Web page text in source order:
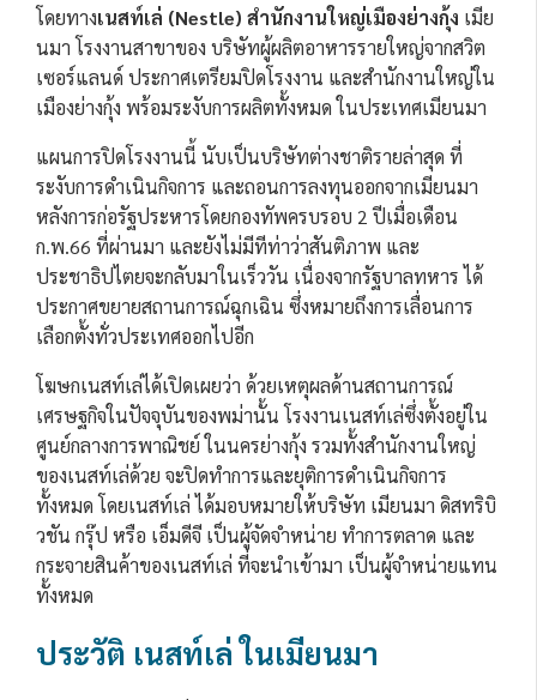
โดยทางเนสท์เล่ (Nestle) สำนักงานใหญ่เมืองย่างกุ้ง เมีย
นมา โรงงานสาขาของ บริษัทผู้ผลิตอาหารรายใหญ่จากสวิต
เซอร์แลนด์ ประกาศเตรียมปิดโรงงาน และสำนักงานใหญ่ใน
เมืองย่างกุ้ง พร้อมระงับการผลิตทั้งหมด ในประเทศเมียนมา
แผนการปิดโรงงานนี้ นับเป็นบริษัทต่างชาติรายล่าสุด ที่
ระงับการดำเนินกิจการ และถอนการลงทุนออกจากเมียนมา
หลังการก่อรัฐประหารโดยกองทัพครบรอบ 2 ปีเมื่อเดือน
ก.พ.66 ที่ผ่านมา และยังไม่มีทีท่าว่าสันติภาพ และ
ประชาธิปไตยจะกลับมาในเร็ววัน เนื่องจากรัฐบาลทหาร ได้
ประกาศขยายสถานการณ์ฉุกเฉิน ซึ่งหมายถึงการเลื่อนการ
เลือกตั้งทั่วประเทศออกไปอีก
โฆษกเนสท์เล่ได้เปิดเผยว่า ด้วยเหตุผลด้านสถานการณ์
เศรษฐกิจในปัจจุบันของพม่านั้น โรงงานเนสท์เล่ซึ่งตั้งอยู่ใน
ศูนย์กลางการพาณิชย์ ในนครย่างกุ้ง รวมทั้งสำนักงานใหญ่
ของเนสท์เล่ด้วย จะปิดทำการและยุติการดำเนินกิจการ
ทั้งหมด โดยเนสท์เล่ ได้มอบหมายให้บริษัท เมียนมา ดิสทริบิ
วชัน กรุ๊ป หรือ เอ็มดีจี เป็นผู้จัดจำหน่าย ทำการตลาด และ
กระจายสินค้าของเนสท์เล่ ที่จะนำเข้ามา เป็นผู้จำหน่ายแทน
ทั้งหมด
ประวัติ เนสท์เล่ ในเมียนมา